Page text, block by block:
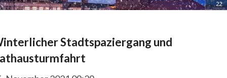
Stadtspaziergang und